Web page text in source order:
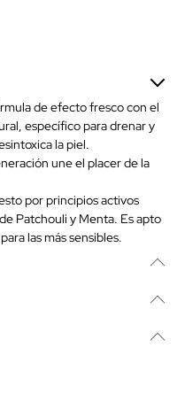
de efecto fresco con el
específico para drenar y
la piel.
une el placer de la
por principios activos
Patchouli y Menta. Es apto
las más sensibles.